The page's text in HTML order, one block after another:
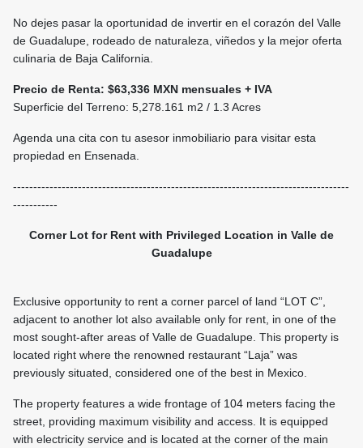
No dejes pasar la oportunidad de invertir en el corazón del Valle
de Guadalupe, rodeado de naturaleza, viñedos y la mejor oferta
culinaria de Baja California.
Precio de Renta: $63,336 MXN mensuales + IVA
Superficie del Terreno: 5,278.161 m2 / 1.3 Acres
Agenda una cita con tu asesor inmobiliario para visitar esta
propiedad en Ensenada.
-----------------------------------------------------------------------------------
-----------
Corner Lot for Rent with Privileged Location in Valle de
Guadalupe
Exclusive opportunity to rent a corner parcel of land “LOT C”,
adjacent to another lot also available only for rent, in one of the
most sought-after areas of Valle de Guadalupe. This property is
located right where the renowned restaurant “Laja” was
previously situated, considered one of the best in Mexico.
The property features a wide frontage of 104 meters facing the
street, providing maximum visibility and access. It is equipped
with electricity service and is located at the corner of the main